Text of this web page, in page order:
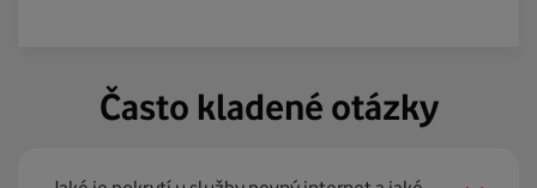
Často kladené otázky